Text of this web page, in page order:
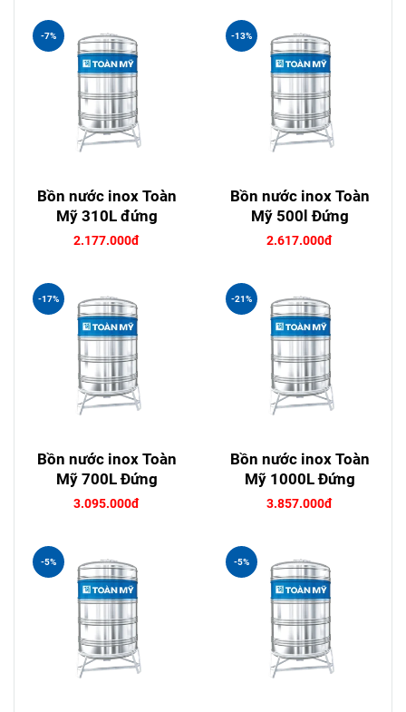
Bồn nước inox Toàn
Mỹ 310L đứng
2.177.000đ
-7%
Bồn nước inox Toàn
Mỹ 500l Đứng
2.617.000đ
-13%
Bồn nước inox Toàn
Mỹ 700L Đứng
3.095.000đ
-17%
Bồn nước inox Toàn
Mỹ 1000L Đứng
3.857.000đ
-21%
-5% -5%